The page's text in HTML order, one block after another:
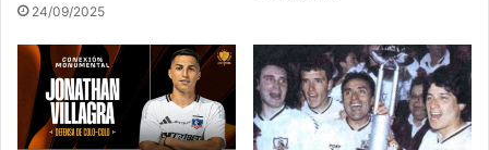
24/09/2025